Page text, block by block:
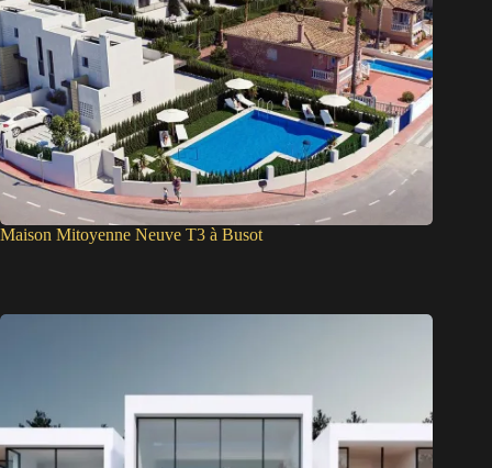
Maison Mitoyenne Neuve T3 à Busot